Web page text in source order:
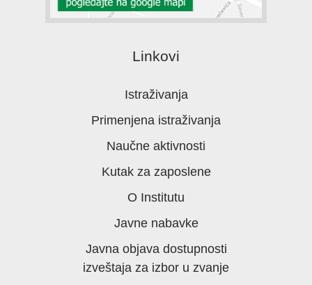
Linkovi
Istraživanja
Primenjena istraživanja
Naučne aktivnosti
Kutak za zaposlene
O Institutu
Javne nabavke
Javna objava dostupnosti
izveštaja za izbor u zvanje